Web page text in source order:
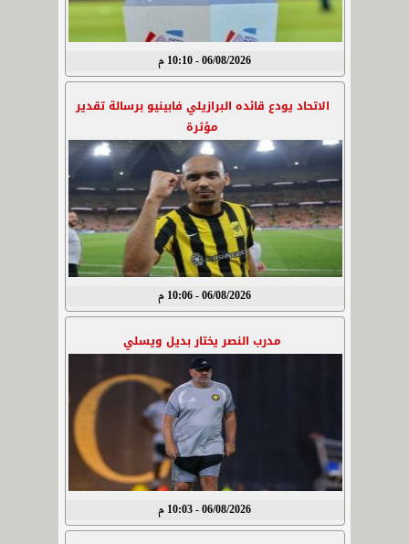
06/08/2026 - 10:10 م
الاتحاد يودع قائده البرازيلي فابينيو برسالة تقدير
مؤثرة
06/08/2026 - 10:06 م
مدرب النصر يختار بديل ويسلي
06/08/2026 - 10:03 م